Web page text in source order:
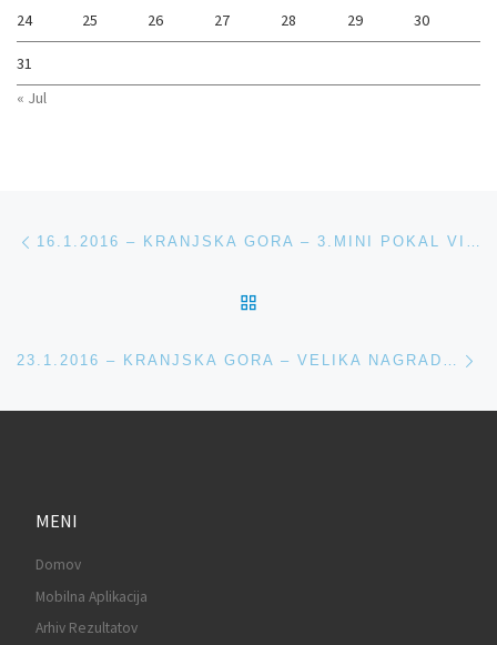
24 25 26 27 28 29 30
31
« Jul
Navigacija med prispevki 16.1.2016 – KRANJSKA GORA – 3.MINI POKAL VITRANC – DOLGA PROGA
MENI
Domov
Mobilna Aplikacija
Arhiv Rezultatov